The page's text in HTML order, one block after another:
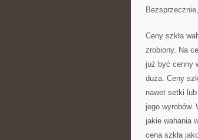
Ceny szkła
zrobiony. Na
już być cenny
duża. Ceny
nawet setki
jego wyrobów.
jakie wahania
cena szkła